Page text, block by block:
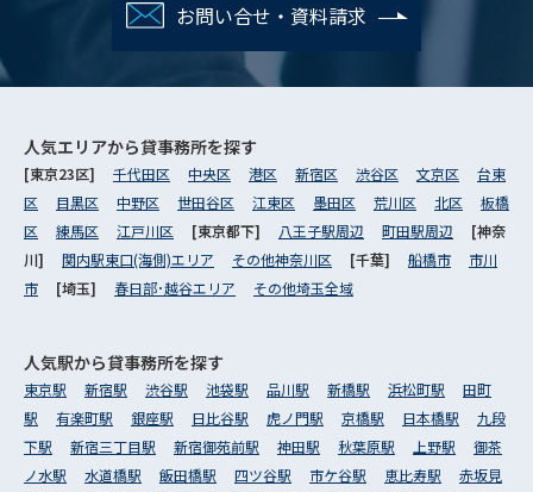
お問い合せ・資料請求
人気エリアから貸事務所を探す
[東京23区] 千代田区 中央区 港区 新宿区 渋谷区 文京区
台東
区
目黒区 中野区 世田谷区 江東区 墨田区 荒川区 北区
板橋
区
練馬区 江戸川区 [東京都下] 八王子駅周辺 町田駅周辺
[神奈
川] 関内駅東口(海側)エリア その他神奈川区 [千葉] 船橋市
市川
市
[埼玉] 春日部･越谷エリア その他埼玉全域
人気駅から貸事務所を探す
東京駅 新宿駅 渋谷駅 池袋駅 品川駅 新橋駅 浜松町駅
田町
駅
有楽町駅 銀座駅 日比谷駅 虎ノ門駅 京橋駅 日本橋駅
九段
下駅
新宿三丁目駅 新宿御苑前駅 神田駅 秋葉原駅 上野駅
御茶
ノ水駅
水道橋駅 飯田橋駅 四ツ谷駅 市ケ谷駅 恵比寿駅
赤坂見